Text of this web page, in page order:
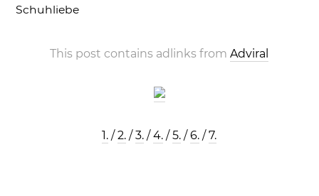
Schuhliebe
This post contains adlinks fromAdviral
1. /2. /3. /4. /5. /6. /7.